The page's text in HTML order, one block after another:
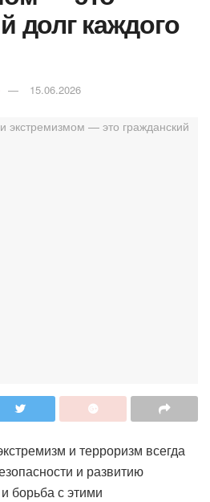
долг каждого
15.06.2026
и терроризм всегда
и развитию
борьба с этими